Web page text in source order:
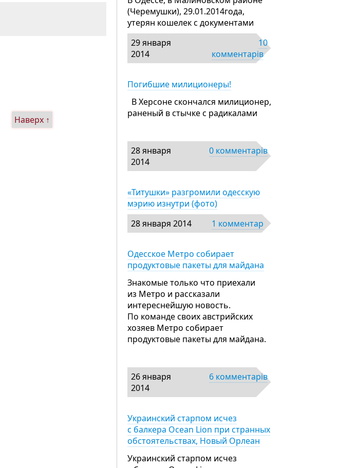
Наверх ↑
(Черемушки), 29.01.2014года,
утерян кошелек с документами
29 января
2014
10
комментарів
Погибшие милиционеры!
В Херсоне скончался милиционер,
раненый в стычке с радикалами
28 января
2014
0 комментарів
«Титушки» разгромили одесскую
мэрию изнутри (фото)
28 января 2014
1 комментар
Одесское Метро собирает
продуктовые пакеты для майдана
Знакомые только что приехали
из Метро и рассказали
интереснейшую новость.
По команде своих австрийских
хозяев Метро собирает
продуктовые пакеты для майдана.
26 января
2014
6 комментарів
Украинский старпом исчез
с балкера Ocean Lion при странных
обстоятельствах, Новый Орлеан
Украинский старпом исчез